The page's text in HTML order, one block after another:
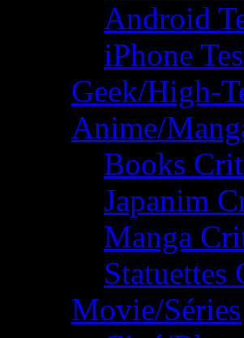
Android
iPhone
Geek/High-
Anime/
Books
Japanim
Manga
Statuettes
Movie/Séries